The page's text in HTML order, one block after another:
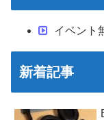
イベント
新着記事